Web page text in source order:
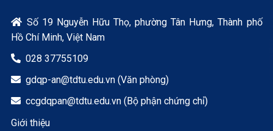
 Số 19 Nguyễn Hữu Thọ, phường Tân Hưng, Thành phố
Hồ Chí Minh, Việt Nam
 028 37755109
 gdqp-an@tdtu.edu.vn (Văn phòng)
 ccgdqpan@tdtu.edu.vn (Bộ phận chứng chỉ)
Giới thiệu